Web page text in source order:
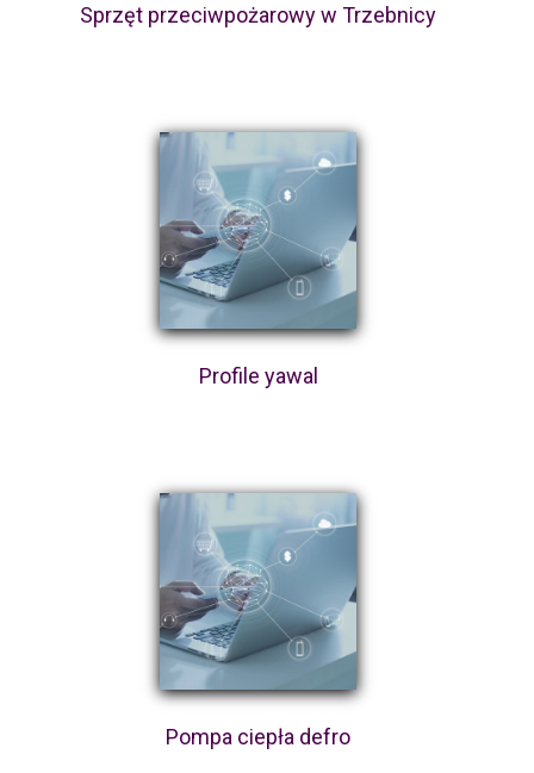
Sprzęt przeciwpożarowy w Trzebnicy
Profile yawal
Pompa ciepła defro